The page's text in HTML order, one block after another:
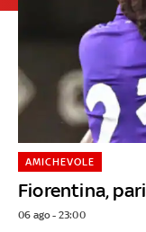
Fiorentina,
AMICHEVOLE
06 ago - 23:00